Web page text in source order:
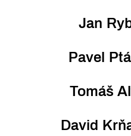
Jan
Pavel
Tomáš
David